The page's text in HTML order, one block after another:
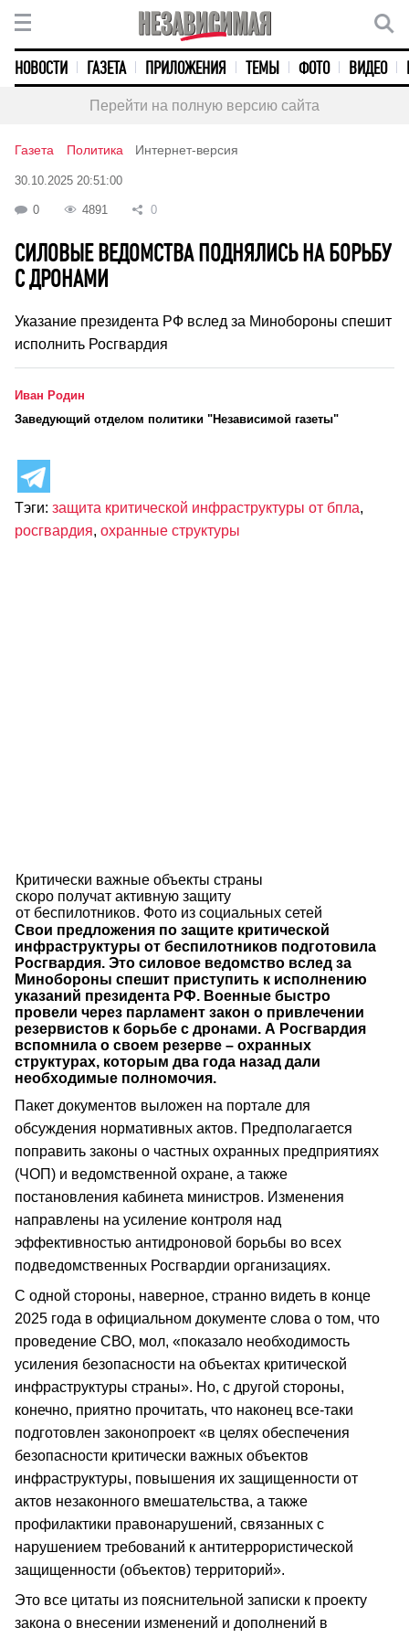
НОВОСТИ ГАЗЕТА ПРИЛОЖЕНИЯ ТЕМЫ ФОТО ВИДЕО
Перейти на полную версию сайта
Газета Политика Интернет-версия
30.10.2025 20:51:00
0 4891 0
СИЛОВЫЕ ВЕДОМСТВА ПОДНЯЛИСЬ НА БОРЬБУ
С ДРОНАМИ
Указание президента РФ вслед за Минобороны спешит
исполнить Росгвардия
Иван Родин
Заведующий отделом политики "Независимой газеты"
Тэги: защита критической инфраструктуры от бпла,
росгвардия, охранные структуры
Критически важные объекты страны
скоро получат активную защиту
от беспилотников. Фото из социальных сетей
Свои предложения по защите критической
инфраструктуры от беспилотников подготовила
Росгвардия. Это силовое ведомство вслед за
Минобороны спешит приступить к исполнению
указаний президента РФ. Военные быстро
провели через парламент закон о привлечении
резервистов к борьбе с дронами. А Росгвардия
вспомнила о своем резерве – охранных
структурах, которым два года назад дали
необходимые полномочия.
Пакет документов выложен на портале для
обсуждения нормативных актов. Предполагается
поправить законы о частных охранных предприятиях
(ЧОП) и ведомственной охране, а также
постановления кабинета министров. Изменения
направлены на усиление контроля над
эффективностью антидроновой борьбы во всех
подведомственных Росгвардии организациях.
С одной стороны, наверное, странно видеть в конце
2025 года в официальном документе слова о том, что
проведение СВО, мол, «показало необходимость
усиления безопасности на объектах критической
инфраструктуры страны». Но, с другой стороны,
конечно, приятно прочитать, что наконец все-таки
подготовлен законопроект «в целях обеспечения
безопасности критически важных объектов
инфраструктуры, повышения их защищенности от
актов незаконного вмешательства, а также
профилактики правонарушений, связанных с
нарушением требований к антитеррористической
защищенности (объектов) территорий».
Это все цитаты из пояснительной записки к проекту
закона о внесении изменений и дополнений в